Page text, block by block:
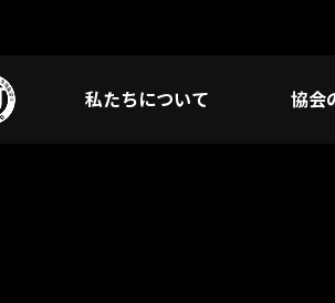
私たちについて 協会